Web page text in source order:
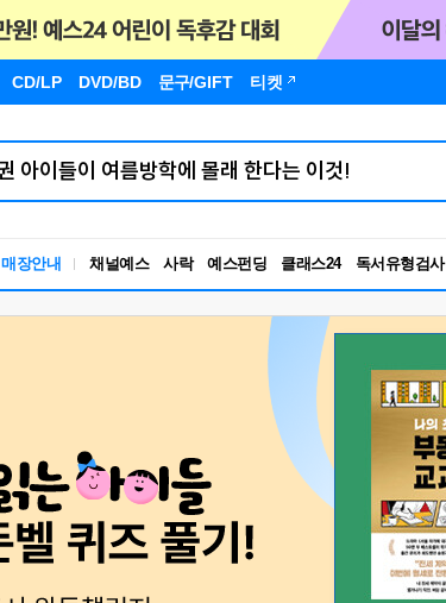
CD/LP DVD/BD 문구/GIFT 티켓
매장안내 채널예스 사락 예스펀딩 클래스24
RBTI Lab
독서유형검사